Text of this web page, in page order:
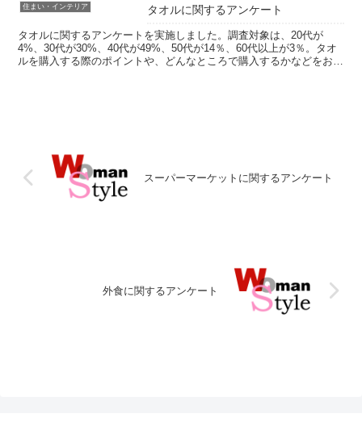
住まい・インテリア タオルに関するアンケート
タオルに関するアンケートを実施しました。調査対象は、20代が
4%、30代が30%、40代が49%、50代が14％、60代以上が3％。タオ
ルを購入する際のポイントや、どんなところで購入するかなどをお聞
スーパーマーケットに関するアンケート
外食に関するアンケート